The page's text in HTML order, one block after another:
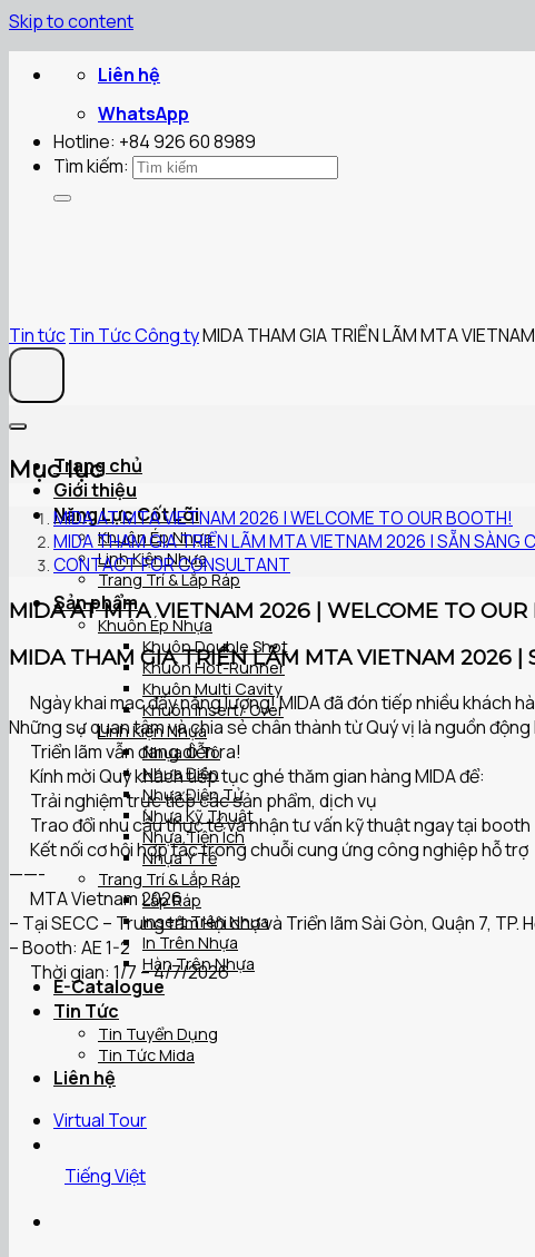
Skip to content
Liên hệ
WhatsApp
Hotline: +84 926 60 8989
Tìm kiếm:
Trang chủ
Giới thiệu
Năng Lực Cốt Lõi
Khuôn Ép Nhựa
Linh Kiện Nhựa
Trang Trí & Lắp Ráp
Sản phẩm
Khuôn Ép Nhựa
Khuôn Double Shot
Khuôn Hot-Runner
Khuôn Multi Cavity
Khuôn Insert/ Over
Linh Kiện Nhựa
Nhựa Ô Tô
Nhựa Điện
Nhựa Điện Tử
Nhựa Kỹ Thuật
Nhựa Tiện Ích
Nhựa Y Tế
Trang Trí & Lắp Ráp
Lắp Ráp
Insert Trên Nhựa
In Trên Nhựa
Hàn Trên Nhựa
E-Catalogue
Tin Tức
Tin Tuyển Dụng
Tin Tức Mida
Liên hệ
Virtual Tour
Tiếng Việt
Tin tứcTin Tức Công tyMIDA THAM GIA TRIỂN LÃM MTA
Mục lục
MIDA AT MTA VIETNAM 2026 | WELCOME TO OUR BOOTH!
MIDA THAM GIA TRIỂN LÃM MTA VIETNAM 2026 | SẴN SÀNG
CONTACT FOR CONSULTANT
MIDA AT MTA VIETNAM 2026 | WELCOME TO OUR
MIDA THAM GIA TRIỂN LÃM MTA VIETNAM 2026 |
Ngày khai mạc đầy năng lượng! MIDA đã đón tiếp nhiều khách
Những sự quan tâm và chia sẻ chân thành từ Quý vị là nguồn
Triển lãm vẫn đang diễn ra!
Kính mời Quý khách tiếp tục ghé thăm gian hàng MIDA để:
Trải nghiệm trực tiếp các sản phẩm, dịch vụ
Trao đổi nhu cầu thực tế và nhận tư vấn kỹ thuật ngay tại booth
Kết nối cơ hội hợp tác trong chuỗi cung ứng công nghiệp hỗ trợ
——-
MTA Vietnam 2026
– Tại SECC – Trung tâm Hội chợ và Triển lãm Sài Gòn, Quận 7, TP.
– Booth: AE 1-2
Thời gian: 1/7 – 4/7/2026